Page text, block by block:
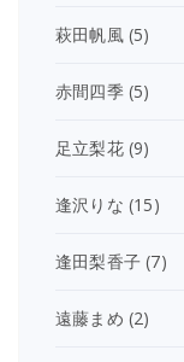
萩田帆風(5)
赤間四季(5)
足立梨花(9)
逢沢りな (15)
逢田梨香子 (7)
遠藤まめ (2)